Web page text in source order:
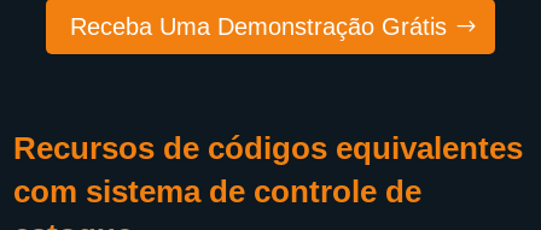
Receba Uma Demonstração Grátis
Recursos de códigos equivalentes
com sistema de controle de